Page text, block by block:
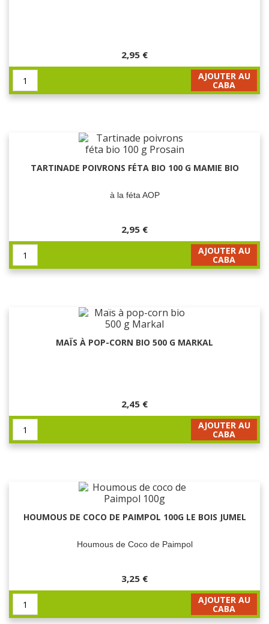
2,95 €
AJOUTER AU
CABA
TARTINADE POIVRONS FÉTA BIO 100 G MAMIE BIO
à la féta AOP
2,95 €
AJOUTER AU
CABA
MAÏS À POP-CORN BIO 500 G MARKAL
2,45 €
AJOUTER AU
CABA
HOUMOUS DE COCO DE PAIMPOL 100G LE BOIS JUMEL
Houmous de Coco de Paimpol
3,25 €
AJOUTER AU
CABA